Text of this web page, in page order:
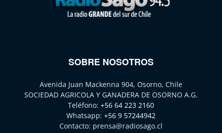
SOBRE NOSOTROS
Avenida Juan Mackenna 904, Osorno, Chile
SOCIEDAD AGRICOLA Y GANADERA DE OSORNO A.G.
Teléfono: +56 64 223 2160
Whatsapp: +56 9 57244942
Contacto: prensa@radiosago.cl